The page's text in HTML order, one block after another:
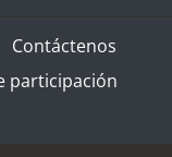
Contáctenos
participación